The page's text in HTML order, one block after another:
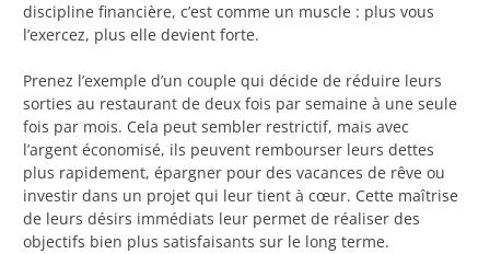
discipline financière, c’est comme un muscle : plus vous
l’exercez, plus elle devient forte.
Prenez l’exemple d’un couple qui décide de réduire leurs
sorties au restaurant de deux fois par semaine à une seule
fois par mois. Cela peut sembler restrictif, mais avec
l’argent économisé, ils peuvent rembourser leurs dettes
plus rapidement, épargner pour des vacances de rêve ou
investir dans un projet qui leur tient à cœur. Cette maîtrise
de leurs désirs immédiats leur permet de réaliser des
objectifs bien plus satisfaisants sur le long terme.